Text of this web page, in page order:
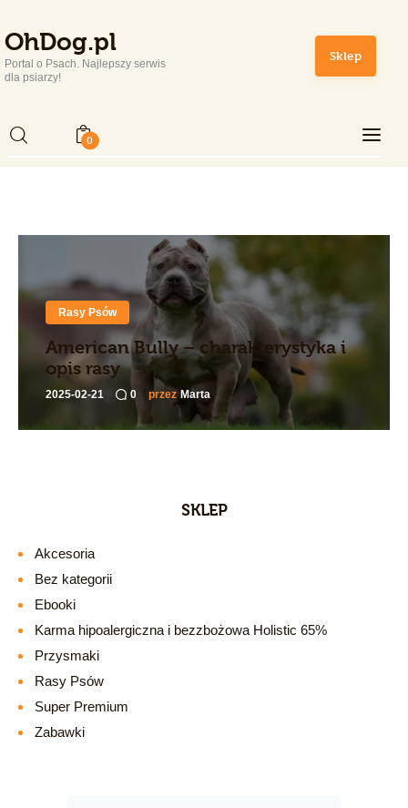
OhDog.pl
Portal o Psach. Najlepszy serwis
dla psiarzy!
Sklep
0
OhDog.pl
Zdrowie i Pielęgnacja
Sport
Lifestyle
Rasy Psów
American Bully – charakterystyka i
opis rasy
2025-02-21 0 przez Marta
SKLEP
Akcesoria
Bez kategorii
Ebooki
Karma hipoalergiczna i bezzbożowa Holistic 65%
Przysmaki
Rasy Psów
Super Premium
Zabawki